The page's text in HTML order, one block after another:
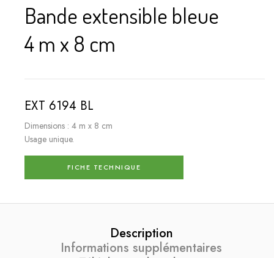
Bande extensible bleue
4 m x 8 cm
EXT 6194 BL
Dimensions : 4 m x 8 cm
Usage unique.
FICHE TECHNIQUE
Description
Informations supplémentaires